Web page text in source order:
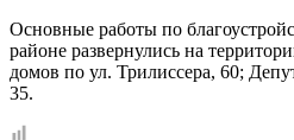
Основные работы по
районе развернулись на
домов по ул. Трилиссера, 60;
35.